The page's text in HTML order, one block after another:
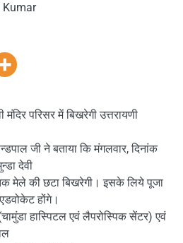
Kumar
परिसर में बिखरेगी उत्तरायणी
जी ने बताया कि मंगलवार, दिनांक
देवी
मेले की छटा बिखरेगी। इसके लिये पूजा
होंगे।
हास्पिटल एवं लैपरोस्पिक सेंटर) एवं